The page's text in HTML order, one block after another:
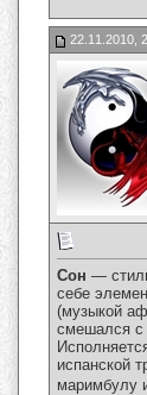
22.11.2010,
Сон —
себе
(музыкой
смешался с
испанской
маримбулу